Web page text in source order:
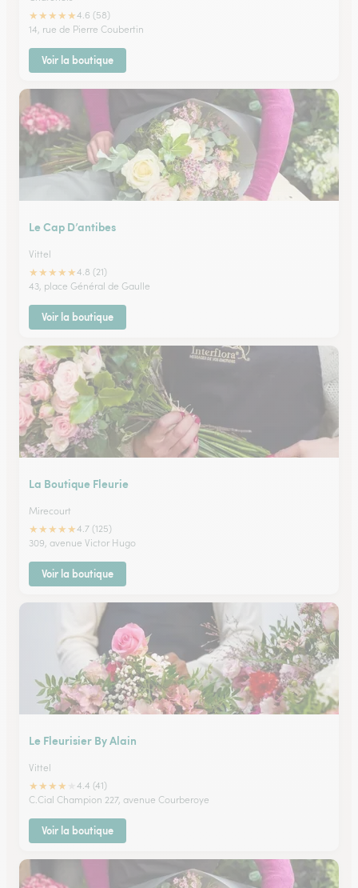
★★★★★4.6 (58)
14, rue de Pierre Coubertin
Voir la boutique
Le Cap D’antibes
Vittel
★★★★★4.8 (21)
43, place Général de Gaulle
Voir la boutique
La Boutique Fleurie
Mirecourt
★★★★★4.7 (125)
309, avenue Victor Hugo
Voir la boutique
Le Fleurisier By Alain
Vittel
★★★★
4.4 (41)
C.Cial Champion 227, avenue Courberoye
Voir la boutique